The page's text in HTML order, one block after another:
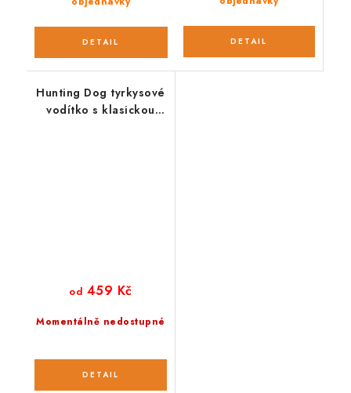
Hunting Dog tyrkysové
vodítko s klasickou
Momentálně nedostupné
od 459 Kč